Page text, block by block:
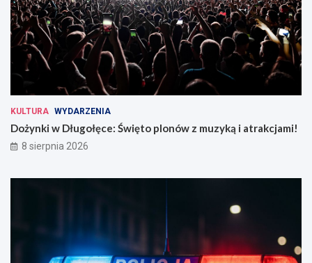
KULTURA WYDARZENIA
Dożynki w Długołęce: Święto plonów z muzyką i atrakcjami!
8 sierpnia 2026